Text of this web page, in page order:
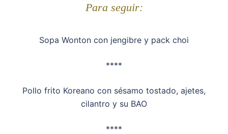
Para seguir:
Sopa Wonton con jengibre y pack choi
****
Pollo frito Koreano con sésamo tostado, ajetes,
cilantro y su BAO
****